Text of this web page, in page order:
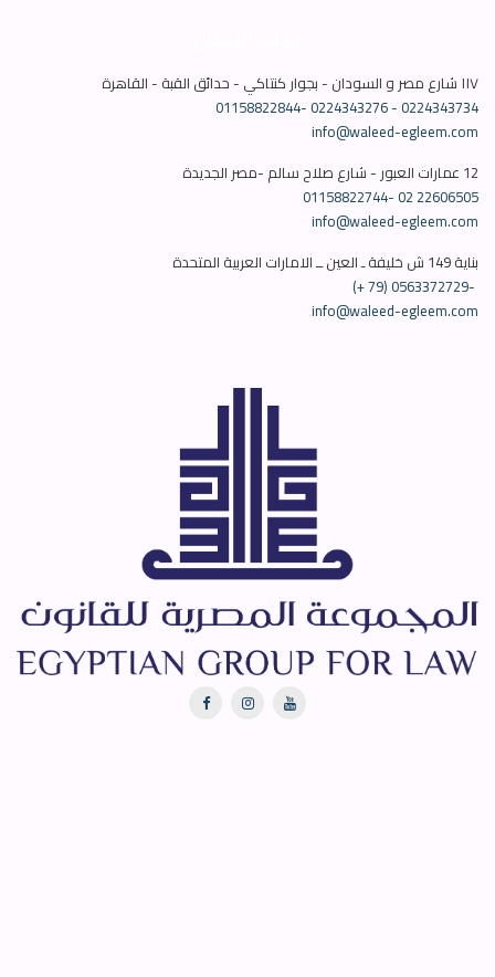
١١٧ شارع مصر و السودان - بجوار كنتاكي - حدائق القبة - القاهرة
01158822844- 0224343276 - 0224343734
info@waleed-egleem.com
12 عمارات العبور - شارع صلاح سالم -مصر الجديدة
01158822744-
info@waleed-egleem.com
بناية 149 ش خليفة ـ العين ــ الامارات العربية المتحدة
(+ 79) 0563372729-
info@waleed-egleem.com